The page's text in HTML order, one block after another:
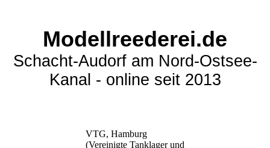
Modellreederei.de
Schacht-Audorf am Nord-Ostsee-
Kanal - online seit 2013
VTG, Hamburg
(Vereinigte Tanklager und